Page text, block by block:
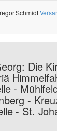
Schmidt
Die
-
-
- St.